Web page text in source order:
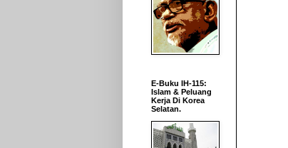
E-Buku IH-115:
Islam & Peluang
Kerja Di Korea
Selatan.